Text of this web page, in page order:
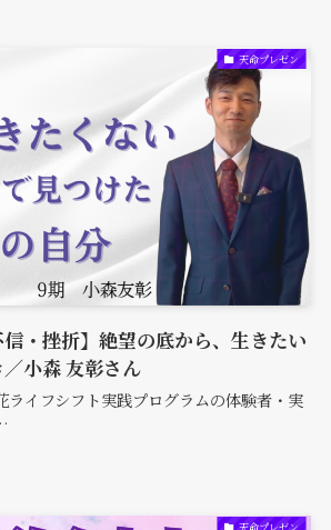
天命プレゼン
信・挫折】絶望の底から、生きたい
小森 友彰さん
ライフシフト実践プログラムの体験者・実
天命プレゼン